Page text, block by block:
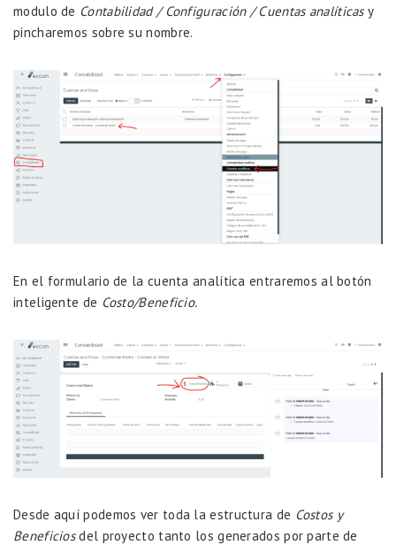
modulo de Contabilidad / Configuración / Cuentas analíticasy
pincharemos sobre su nombre.
En el formulario de la cuenta analítica entraremos al botón
inteligente de Costo/Beneficio.
Desde aquí podemos ver toda la estructura de Costos y
Beneficiosdel proyecto tanto los generados por parte de